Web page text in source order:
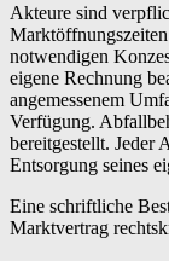
Akteure sind
notwendigen
eigene Rechnung
angemessenem
Verfügung.
bereitgestellt. Jeder
Entsorgung seines
Eine schriftliche
Marktvertrag